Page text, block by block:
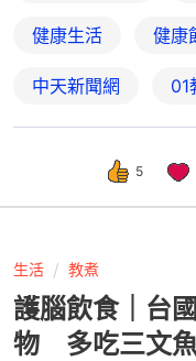
健康生活 健康
中天新聞網 01
5
生活 教煮
護腦飲食｜台
物 多吃三文